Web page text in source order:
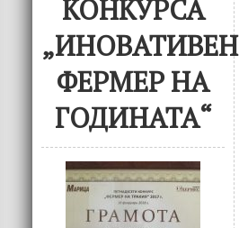
КОНКУРСА
„ИНОВАТИВЕН
ФЕРМЕР НА
ГОДИНАТА“